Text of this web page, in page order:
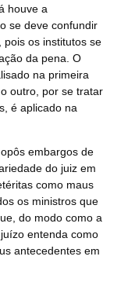
houve a
se deve confundir
pois os institutos se
da pena. O
na primeira
outro, por se tratar
é aplicado na
embargos de
do juiz em
como maus
os ministros que
do modo como a
entenda como
antecedentes em